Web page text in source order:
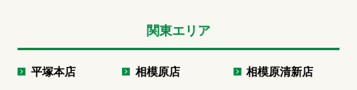
関東エリア
平塚本店 相模原店 相模原清新店